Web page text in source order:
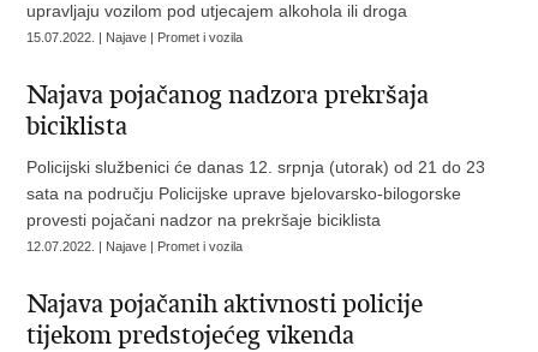
upravljaju vozilom pod utjecajem alkohola ili droga
15.07.2022. | Najave | Promet i vozila
Najava pojačanog nadzora prekršaja
biciklista
Policijski službenici će danas 12. srpnja (utorak) od 21 do 23
sata na području Policijske uprave bjelovarsko-bilogorske
provesti pojačani nadzor na prekršaje biciklista
12.07.2022. | Najave | Promet i vozila
Najava pojačanih aktivnosti policije
tijekom predstojećeg vikenda